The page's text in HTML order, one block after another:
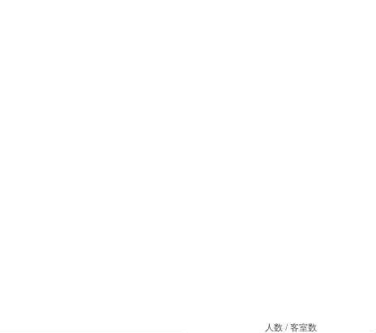
人数 / 客室数